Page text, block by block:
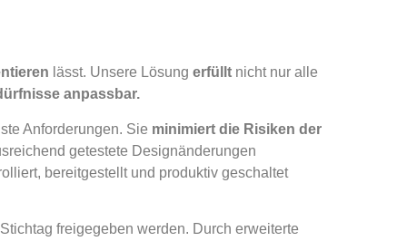
lässt. Unsere Lösung erfüllt nicht nur alle
anpassbar.
Anforderungen. Sie minimiert die Risiken der
getestete Designänderungen
bereitgestellt und produktiv geschaltet
freigegeben werden. Durch erweiterte